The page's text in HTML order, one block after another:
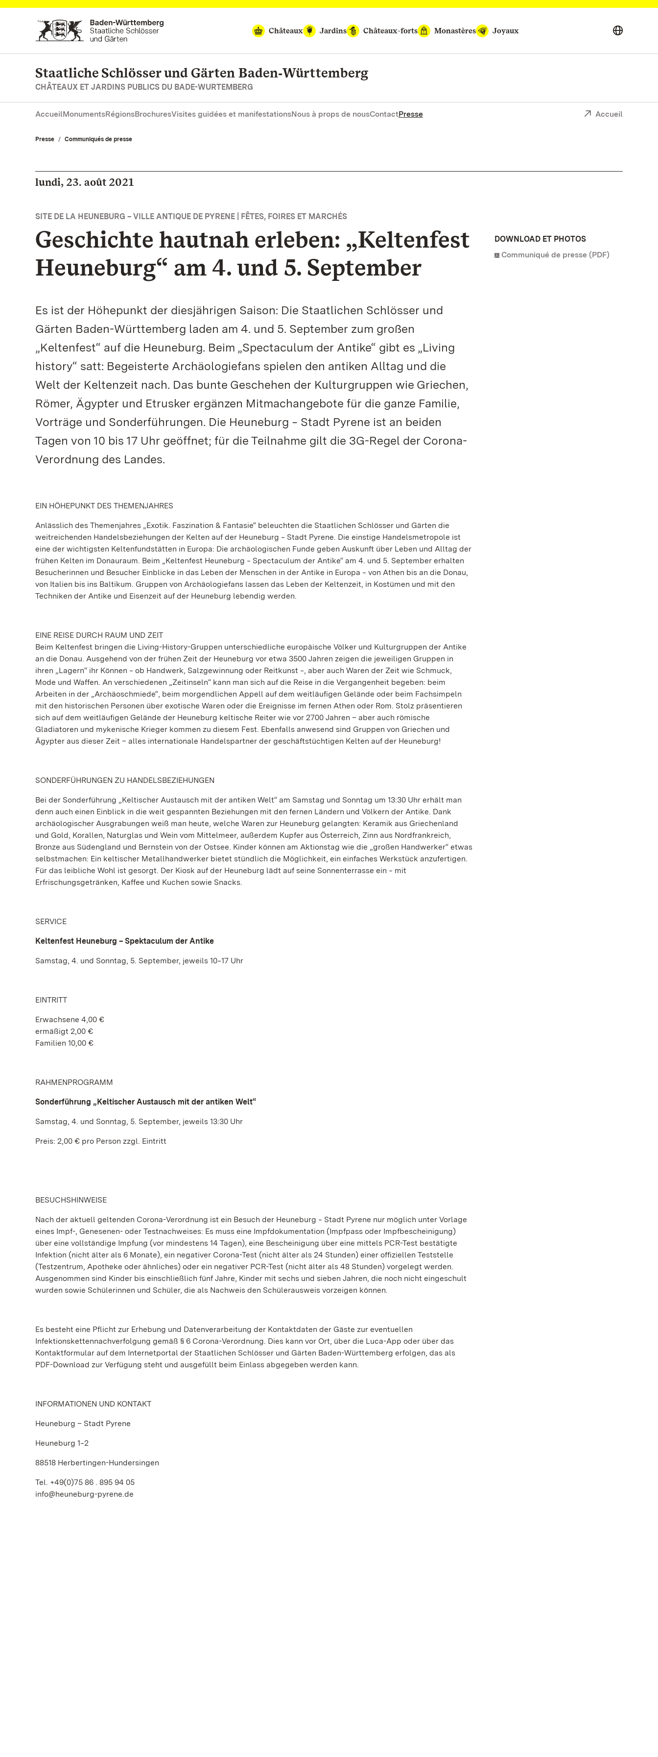
Vers la page d’accueil
Châteaux
Jardins Châteaux-forts Monastères Joyaux
Staatliche Schlösser und Gärten Baden‑Württemberg
CHÂTEAUX ET JARDINS PUBLICS DU BADE-WURTEMBERG
AccueilMonumentsRégionsBrochuresVisites guidées et manifestationsNous à props de nousContactPresse Accueil
Presse Communiqués de presse
lundi, 23. août 2021
SITE DE LA HEUNEBURG – VILLE ANTIQUE DE PYRENE | FÊTES, FOIRES ET MARCHÉS
Geschichte hautnah erleben: „Keltenfest
Heuneburg“ am 4. und 5. September
Es ist der Höhepunkt der diesjährigen Saison: Die Staatlichen Schlösser und
Gärten Baden-Württemberg laden am 4. und 5. September zum großen
„Keltenfest“ auf die Heuneburg. Beim „Spectaculum der Antike“ gibt es „Living
history“ satt: Begeisterte Archäologiefans spielen den antiken Alltag und die
Welt der Keltenzeit nach. Das bunte Geschehen der Kulturgruppen wie Griechen,
Römer, Ägypter und Etrusker ergänzen Mitmachangebote für die ganze Familie,
Vorträge und Sonderführungen. Die Heuneburg ‒ Stadt Pyrene ist an beiden
Tagen von 10 bis 17 Uhr geöffnet; für die Teilnahme gilt die 3G-Regel der Corona-
Verordnung des Landes.
EIN HÖHEPUNKT DES THEMENJAHRES
Anlässlich des Themenjahres „Exotik. Faszination & Fantasie“ beleuchten die Staatlichen Schlösser und Gärten die
weitreichenden Handelsbeziehungen der Kelten auf der Heuneburg ‒ Stadt Pyrene. Die einstige Handelsmetropole ist
eine der wichtigsten Keltenfundstätten in Europa: Die archäologischen Funde geben Auskunft über Leben und Alltag der
frühen Kelten im Donauraum. Beim „Keltenfest Heuneburg ‒ Spectaculum der Antike“ am 4. und 5. September erhalten
Besucherinnen und Besucher Einblicke in das Leben der Menschen in der Antike in Europa ‒ von Athen bis an die Donau,
von Italien bis ins Baltikum. Gruppen von Archäologiefans lassen das Leben der Keltenzeit, in Kostümen und mit den
Techniken der Antike und Eisenzeit auf der Heuneburg lebendig werden.
EINE REISE DURCH RAUM UND ZEIT
Beim Keltenfest bringen die Living-History-Gruppen unterschiedliche europäische Völker und Kulturgruppen der Antike
an die Donau. Ausgehend von der frühen Zeit der Heuneburg vor etwa 3500 Jahren zeigen die jeweiligen Gruppen in
ihren „Lagern“ ihr Können ‒ ob Handwerk, Salzgewinnung oder Reitkunst ‒, aber auch Waren der Zeit wie Schmuck,
Mode und Waffen. An verschiedenen „Zeitinseln“ kann man sich auf die Reise in die Vergangenheit begeben: beim
Arbeiten in der „Archäoschmiede“, beim morgendlichen Appell auf dem weitläufigen Gelände oder beim Fachsimpeln
mit den historischen Personen über exotische Waren oder die Ereignisse im fernen Athen oder Rom. Stolz präsentieren
sich auf dem weitläufigen Gelände der Heuneburg keltische Reiter wie vor 2700 Jahren – aber auch römische
Gladiatoren und mykenische Krieger kommen zu diesem Fest. Ebenfalls anwesend sind Gruppen von Griechen und
Ägypter aus dieser Zeit – alles internationale Handelspartner der geschäftstüchtigen Kelten auf der Heuneburg!
SONDERFÜHRUNGEN ZU HANDELSBEZIEHUNGEN
Bei der Sonderführung „Keltischer Austausch mit der antiken Welt“ am Samstag und Sonntag um 13:30 Uhr erhält man
denn auch einen Einblick in die weit gespannten Beziehungen mit den fernen Ländern und Völkern der Antike. Dank
archäologischer Ausgrabungen weiß man heute, welche Waren zur Heuneburg gelangten: Keramik aus Griechenland
und Gold, Korallen, Naturglas und Wein vom Mittelmeer, außerdem Kupfer aus Österreich, Zinn aus Nordfrankreich,
Bronze aus Südengland und Bernstein von der Ostsee. Kinder können am Aktionstag wie die „großen Handwerker“ etwas
selbstmachen: Ein keltischer Metallhandwerker bietet stündlich die Möglichkeit, ein einfaches Werkstück anzufertigen.
Für das leibliche Wohl ist gesorgt. Der Kiosk auf der Heuneburg lädt auf seine Sonnenterrasse ein ‒ mit
Erfrischungsgetränken, Kaffee und Kuchen sowie Snacks.
SERVICE
Keltenfest Heuneburg – Spektaculum der Antike
Samstag, 4. und Sonntag, 5. September, jeweils 10‒17 Uhr
EINTRITT
Erwachsene 4,00 €
ermäßigt 2,00 €
Familien 10,00 €
RAHMENPROGRAMM
Sonderführung „Keltischer Austausch mit der antiken Welt“
Samstag, 4. und Sonntag, 5. September, jeweils 13:30 Uhr
Preis: 2,00 € pro Person zzgl. Eintritt
BESUCHSHINWEISE
Nach der aktuell geltenden Corona-Verordnung ist ein Besuch der Heuneburg ‒ Stadt Pyrene nur möglich unter Vorlage
eines Impf-, Genesenen- oder Testnachweises: Es muss eine Impfdokumentation (Impfpass oder Impfbescheinigung)
über eine vollständige Impfung (vor mindestens 14 Tagen), eine Bescheinigung über eine mittels PCR-Test bestätigte
Infektion (nicht älter als 6 Monate), ein negativer Corona-Test (nicht älter als 24 Stunden) einer offiziellen Teststelle
(Testzentrum, Apotheke oder ähnliches) oder ein negativer PCR-Test (nicht älter als 48 Stunden) vorgelegt werden.
Ausgenommen sind Kinder bis einschließlich fünf Jahre, Kinder mit sechs und sieben Jahren, die noch nicht eingeschult
wurden sowie Schülerinnen und Schüler, die als Nachweis den Schülerausweis vorzeigen können.
Es besteht eine Pflicht zur Erhebung und Datenverarbeitung der Kontaktdaten der Gäste zur eventuellen
Infektionskettennachverfolgung gemäß § 6 Corona-Verordnung. Dies kann vor Ort, über die Luca-App oder über das
Kontaktformular auf dem Internetportal der Staatlichen Schlösser und Gärten Baden-Württemberg erfolgen, das als
PDF-Download zur Verfügung steht und ausgefüllt beim Einlass abgegeben werden kann.
INFORMATIONEN UND KONTAKT
Heuneburg – Stadt Pyrene
Heuneburg 1‒2
88518 Herbertingen-Hundersingen
Tel. +49(0)75 86 . 895 94 05
info@heuneburg-pyrene.de
DOWNLOAD ET PHOTOS
Communiqué de presse (PDF)